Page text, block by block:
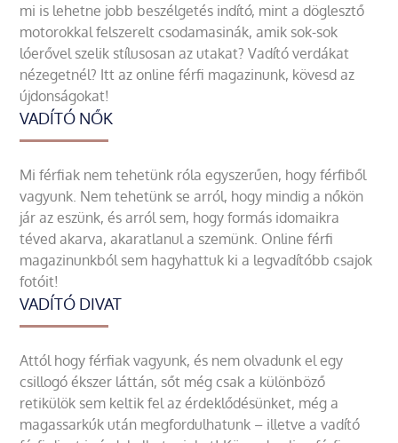
mi is lehetne jobb beszélgetés indító, mint a döglesztő
motorokkal felszerelt csodamasinák, amik sok-sok
lóerővel szelik stílusosan az utakat? Vadító verdákat
nézegetnél? Itt az online férfi magazinunk, kövesd az
újdonságokat!
VADÍTÓ NŐK
Mi férfiak nem tehetünk róla egyszerűen, hogy férfiből
vagyunk. Nem tehetünk se arról, hogy mindig a nőkön
jár az eszünk, és arról sem, hogy formás idomaikra
téved akarva, akaratlanul a szemünk. Online férfi
magazinunkból sem hagyhattuk ki a legvadítóbb csajok
fotóit!
VADÍTÓ DIVAT
Attól hogy férfiak vagyunk, és nem olvadunk el egy
csillogó ékszer láttán, sőt még csak a különböző
retikülök sem keltik fel az érdeklődésünket, még a
magassarkúk után megfordulhatunk – illetve a vadító